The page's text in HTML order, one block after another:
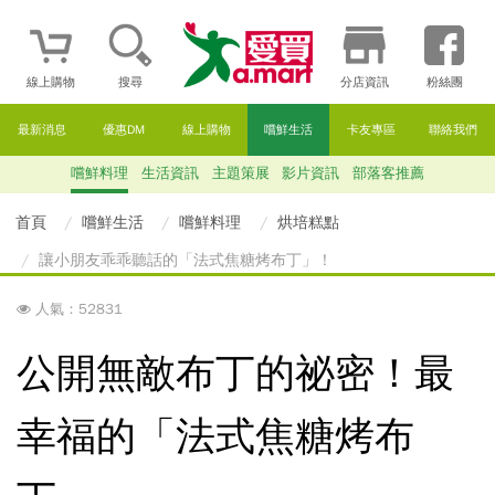
線上購物 搜尋 分店資訊 粉絲團
最新消息 優惠DM 線上購物 嚐鮮生活 卡友專區 聯絡我們
嚐鮮料理 生活資訊 主題策展 影片資訊 部落客推薦
首頁 嚐鮮生活 嚐鮮料理
烘培糕點
讓小朋友乖乖聽話的「法式焦糖烤布丁」！
人氣：52831
公開無敵布丁的祕密！最
幸福的「法式焦糖烤布